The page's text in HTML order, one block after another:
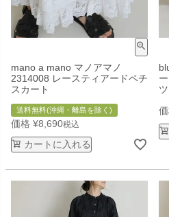
mano a mano マノアマノ
2314008 レースティアードペチ
スカート
送料無料(沖縄・離島を除く)
価格 ¥8,690税込
カートに入れる